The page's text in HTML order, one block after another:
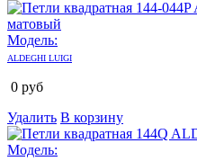
Модель:
ALDEGHI LUIGI
0 руб
Удалить В корзину
Модель: